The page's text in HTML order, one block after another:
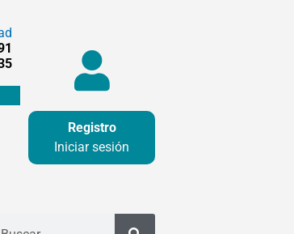
Registro
Iniciar sesión